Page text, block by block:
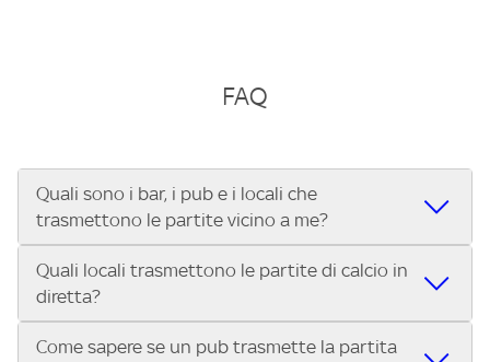
FAQ
Quali sono i bar, i pub e i locali che
trasmettono le partite vicino a me?
Se cerchi un bar, pub, ristorante o locale vicino a te per
vedere le partite di Serie A ENILIVE, la Serie C Sky Wifi, la
UEFA Champions League, la UEFA Europa League, la UEFA
Conference League, il Tennis, la Formula 1®, la MotoGP™ e
Quali locali trasmettono le partite di calcio in
diretta?
Vuoi sapere quali bar, pub o ristoranti mostrano le partite
Come sapere se un pub trasmette la partita